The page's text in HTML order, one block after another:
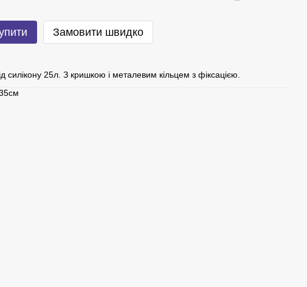
Замовити швидко
силікону 25л. З кришкою і металевим кільцем з фіксацією.